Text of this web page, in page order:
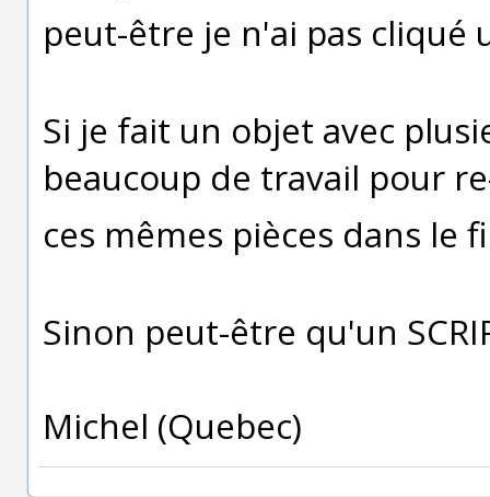
peut-être je n'ai pas
Si je fait un objet avec
beaucoup de travail pour
ces mêmes pièces dans le
Sinon peut-être qu'un
Michel (Quebec)